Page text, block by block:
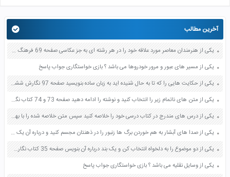
آخرین مطالب
یکی از هنرمندان معاصر مورد علاقه خود را در هر رشته ای به جز عکاسی صفحه 69 فرهنگ و هنر نهم
یکی از مسیر های عبور و مرور خودروها می باشد ؟ بازی خواستگاری جواب پاسخ
یکی از حکایت هایی را که تا به حال شنیده اید به زبان ساده بنویسید صفحه 97 نگارش ششم دبستان
یکی از متن های ناتمام زیر را انتخاب کنید و نوشته را ادامه دهید صفحه 73 و 74 کتاب نگارش فارسی پنجم دبستان
یکی از درس های مندرج در کتاب درسی خود را خلاصه کنید سپس متن خلاصه شده را با بهره گیری از روش های دسته بندی نمودار جدول نقشه مفهومی نشان دهید صفحه 118 نگارش یازدهم
یکی از صدا های آبشار به هم خوردن برگ ها زنبور را در ذهنتان مجسم کنید و درباره آن یک بند بنویسید صفحه 11 نگارش پنجم
یکی از دو موضوع را به دلخواه انتخاب کن و یک بند درباره آن بنویس صفحه 35 کتاب نگارش فارسی سوم
یکی از وسایل نقلیه می باشد ؟ بازی خواستگاری جواب پاسخ